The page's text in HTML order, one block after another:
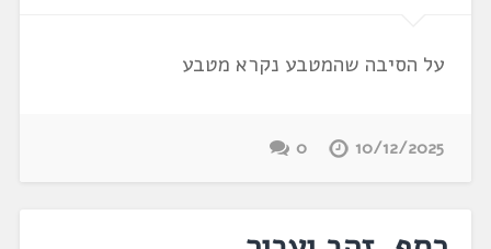
על הסיבה שהמטבע נקרא מטבע
10/12/2025
0